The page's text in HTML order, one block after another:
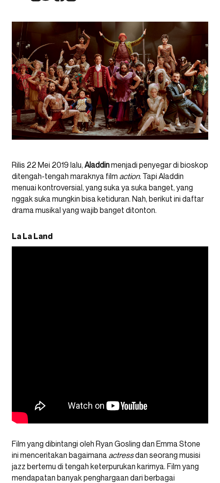
Rilis 22 Mei 2019 lalu, Aladdinmenjadi penyegar di bioskop
ditengah-tengah maraknya film action. Tapi Aladdin
menuai kontroversial, yang suka ya suka banget, yang
nggak suka mungkin bisa ketiduran. Nah, berikut ini daftar
drama musikal yang wajib banget ditonton.
La La Land
Film yang dibintangi oleh Ryan Gosling dan Emma Stone
ini menceritakan bagaimanaactressdan seorang musisi
jazz bertemu di tengah keterpurukan karirnya. Film yang
mendapatan banyak penghargaan dari berbagai